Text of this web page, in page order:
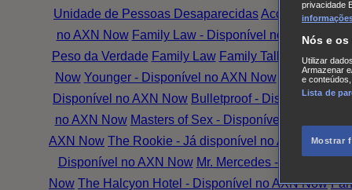
Unidade de Pessoas DesaparecidasAccused Battle
no AXN Now Family Law - Disponível no AXN Now
Peso da Verdade Family Law Family Talks: Mais
Now Younger - Disponível no AXN Now The Wrong
Disponível no AXN Now Bulletproof - Disponível no
no AXN Now Masters of Sex - Disponível no AXN Now
AXN Now The Rookie - Já disponível no AXN Now
Disponível no AXN Now Mr. Mercedes - Disponível
Now The Halcyon Hotel - Disponível no AXN Now
privacidade
Nós e
Utilizar
Armazenar
e
Lista de
Mostrar